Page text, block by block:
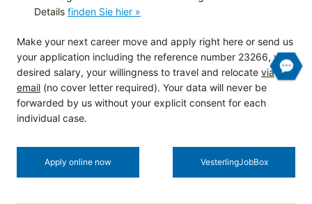
Details finden Sie hier »
Make your next career move and apply right here or send us
your application including the reference number 23266, your
desired salary, your willingness to travel and relocate via
email (no cover letter required). Your data will never be
forwarded by us without your explicit consent for each
individual case.
Apply online now Vesterling­JobBox